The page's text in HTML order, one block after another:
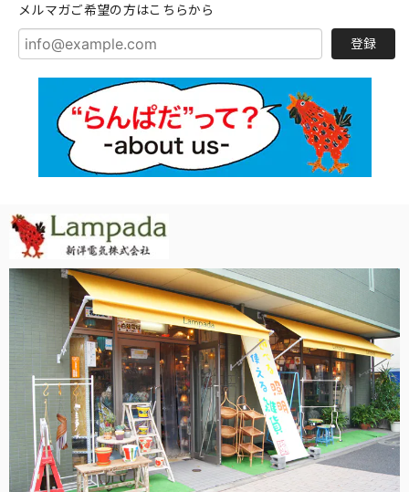
メルマガご希望の方はこちらから
登録